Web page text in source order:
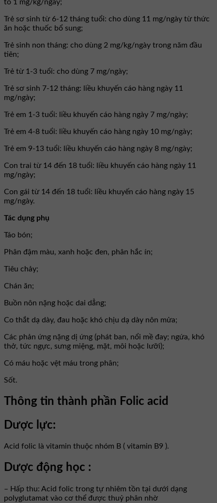
tố 1 mg/kg/ngày;
Trẻ sơ sinh từ 6-12 tháng tuổi: cho dùng 11 mg/ngày từ thức
ăn hoặc thuốc bổ sung;
Trẻ sinh non tháng: cho dùng 2 mg/kg/ngày trong năm đầu
tiên;
Trẻ từ 1-3 tuổi: cho dùng 7 mg/ngày;
Trẻ sơ sinh 7-12 tháng: liều khuyến cáo hàng ngày 11
mg/ngày;
Trẻ em 1-3 tuổi: liều khuyến cáo hàng ngày 7 mg/ngày;
Trẻ em 4-8 tuổi: liều khuyến cáo hàng ngày 10 mg/ngày;
Trẻ em 9-13 tuổi: liều khuyến cáo hàng ngày 8 mg/ngày;
Con trai từ 14 đến 18 tuổi: liều khuyến cáo hàng ngày 11
mg/ngày;
Con gái từ 14 đến 18 tuổi: liều khuyến cáo hàng ngày 15
mg/ngày.
Tác dụng phụ
Táo bón;
Phân đậm màu, xanh hoặc đen, phân hắc ín;
Tiêu chảy;
Chán ăn;
Buồn nôn nặng hoặc dai dẳng;
Co thắt dạ dày, đau hoặc khó chịu dạ dày nôn mửa;
Các phản ứng nặng dị ứng (phát ban, nổi mề đay; ngứa, khó
thở, tức ngực, sưng miệng, mặt, môi hoặc lưỡi);
Có máu hoặc vệt máu trong phân;
Sốt.
Thông tin thành phần Folic acid
Dược lực:
Acid folic là vitamin thuộc nhóm B ( vitamin B9 ).
Dược động học :
– Hấp thu: Acid folic trong tự nhiêm tồn tại dưới dạng
polyglutamat vào cơ thể được thuỷ phân nhờ